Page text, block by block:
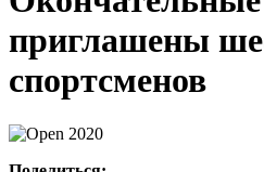
приглашены
спортсменов